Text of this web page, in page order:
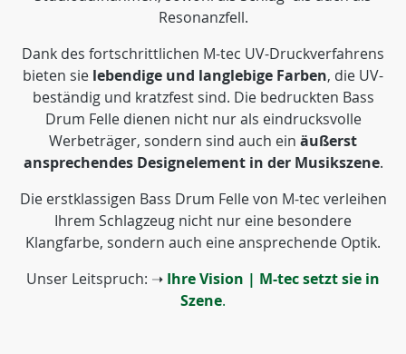
Resonanzfell.
Dank des fortschrittlichen M-tec UV-Druckverfahrens
bieten sie lebendige und langlebige Farben, die UV-
beständig und kratzfest sind. Die bedruckten Bass
Drum Felle dienen nicht nur als eindrucksvolle
Werbeträger, sondern sind auch ein äußerst
ansprechendes Designelement in der Musikszene.
Die erstklassigen Bass Drum Felle von M-tec verleihen
Ihrem Schlagzeug nicht nur eine besondere
Klangfarbe, sondern auch eine ansprechende Optik.
Unser Leitspruch: ➝ Ihre Vision | M-tec setzt sie in
Szene.